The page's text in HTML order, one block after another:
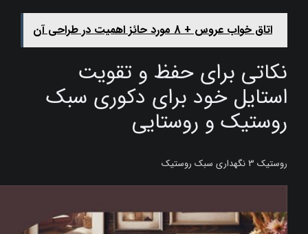
اتاق خواب عروس + 8 مورد حائز اهمیت در طراحی آن
نکاتی برای حفظ و تقویت
استایل خود برای دکوری سبک
روستیک و روستایی
روستیک 3 نگهداری سبک روستیک